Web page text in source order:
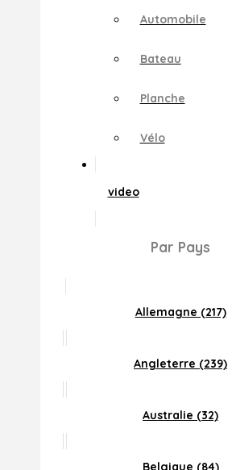
Automobile
Bateau
Planche
Vélo
video
Par Pays
Allemagne (217)
Angleterre (239)
Australie (32)
Belgique (84)